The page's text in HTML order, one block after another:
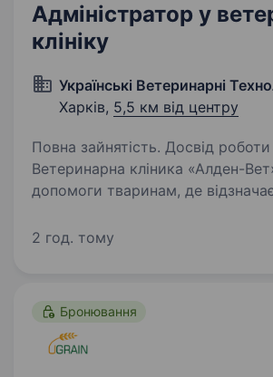
Адміністратор у
клініку
Українські Ветеринарні
Харків, 5,5 км від центру
Повна зайнятість. Досвід роботи
Ветеринарна кліника «Алден-
допомоги тваринам, де
про Вашого улюбленця! Наша
2 год. тому
Бронювання